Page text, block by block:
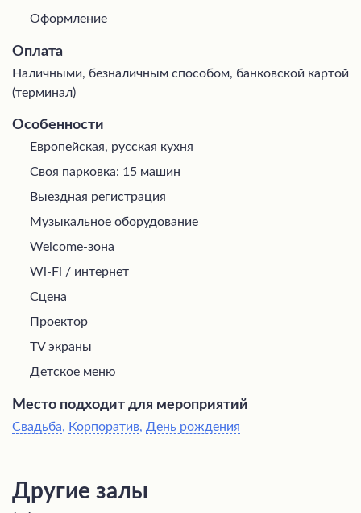
Оформление
Оплата
Наличными, безналичным способом, банковской картой
(терминал)
Особенности
Европейская, русская кухня
Своя парковка: 15 машин
Выездная регистрация
Музыкальное оборудование
Welcome-зона
Wi-Fi / интернет
Сцена
Проектор
TV экраны
Детское меню
Место подходит для мероприятий
Свадьба, Корпоратив, День рождения
Другие залы